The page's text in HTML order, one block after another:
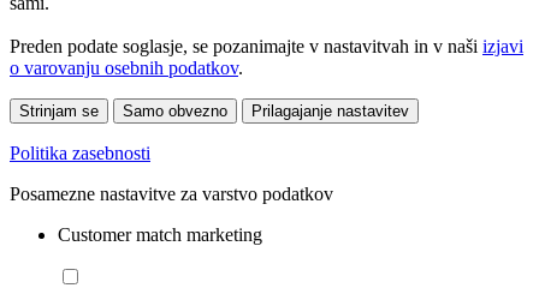
Preden podate soglasje, se pozanimajte v nastavitvah in v naši izjavi
o varovanju osebnih podatkov.
Strinjam se Samo obvezno Prilagajanje nastavitev
Politika zasebnosti
Posamezne nastavitve za varstvo podatkov
Customer match marketing